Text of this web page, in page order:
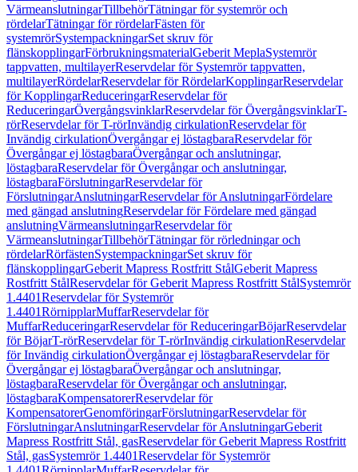
VärmeanslutningarTillbehörTätningar för systemrör och
rördelarTätningar för rördelarFästen för
systemrörSystempackningarSet skruv för
flänskopplingarFörbrukningsmaterialGeberit MeplaSystemrör
tappvatten, multilayerReservdelar för Systemrör tappvatten,
multilayerRördelarReservdelar för RördelarKopplingarReservdelar
för KopplingarReduceringarReservdelar för
ReduceringarÖvergångsvinklarReservdelar för ÖvergångsvinklarT-
rörReservdelar för T-rörInvändig cirkulationReservdelar för
Invändig cirkulationÖvergångar ej löstagbaraReservdelar för
Övergångar ej löstagbaraÖvergångar och anslutningar,
löstagbaraReservdelar för Övergångar och anslutningar,
löstagbaraFörslutningarReservdelar för
FörslutningarAnslutningarReservdelar för AnslutningarFördelare
med gängad anslutningReservdelar för Fördelare med gängad
anslutningVärmeanslutningarReservdelar för
VärmeanslutningarTillbehörTätningar för rörledningar och
rördelarRörfästenSystempackningarSet skruv för
flänskopplingarGeberit Mapress Rostfritt StålGeberit Mapress
Rostfritt StålReservdelar för Geberit Mapress Rostfritt StålSystemrör
1.4401Reservdelar för Systemrör
1.4401RörnipplarMuffarReservdelar för
MuffarReduceringarReservdelar för ReduceringarBöjarReservdelar
för BöjarT-rörReservdelar för T-rörInvändig cirkulationReservdelar
för Invändig cirkulationÖvergångar ej löstagbaraReservdelar för
Övergångar ej löstagbaraÖvergångar och anslutningar,
löstagbaraReservdelar för Övergångar och anslutningar,
löstagbaraKompensatorerReservdelar för
KompensatorerGenomföringarFörslutningarReservdelar för
FörslutningarAnslutningarReservdelar för AnslutningarGeberit
Mapress Rostfritt Stål, gasReservdelar för Geberit Mapress Rostfritt
Stål, gasSystemrör 1.4401Reservdelar för Systemrör